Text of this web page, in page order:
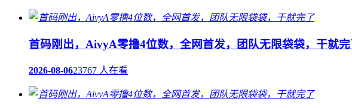
首码刚出，AivyA零撸4位数，全网首发，团队无限袋袋，干就完
2026-08-0623767 人在看